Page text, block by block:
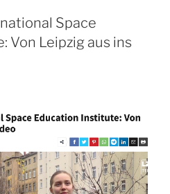
Space
Von Leipzig aus ins